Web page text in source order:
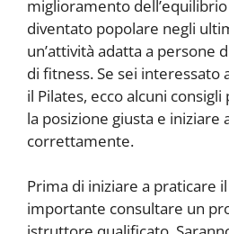
miglioramento
diventato popolare negli
un’attività adatta a persone
di fitness. Se sei interessato
il Pilates, ecco alcuni
la posizione giusta e iniziare
correttamente.
Prima di iniziare a praticare
importante consultare un